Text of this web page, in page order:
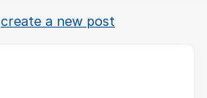
create a new post